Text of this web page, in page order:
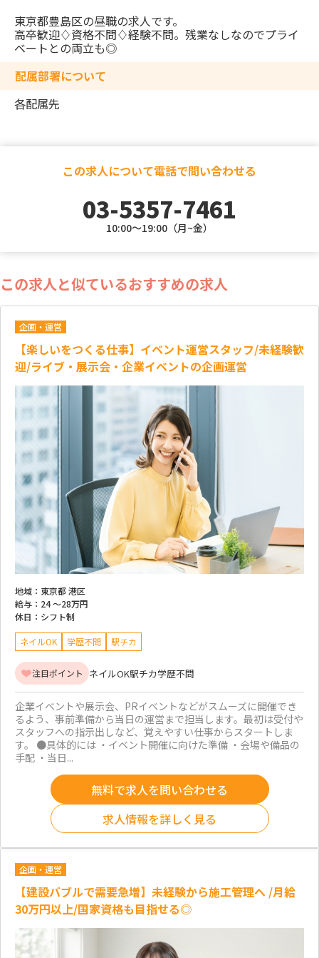
東京都豊島区の昼職の求人です。
高卒歓迎♢資格不問♢経験不問。残業なしなのでプライ
ベートとの両立も◎
配属部署について
各配属先
この求人について電話で問い合わせる
03-5357-7461
10:00～19:00（月~金）
この求人と似ているおすすめの求人
企画・運営
【楽しいをつくる仕事】イベント運営スタッフ/未経験歓
迎/ライブ・展示会・企業イベントの企画運営
地域： 東京都 港区
給与： 24 ～28万円
休日： シフト制
ネイルOK 学歴不問 駅チカ
注目ポイント ネイルOK駅チカ学歴不問
企業イベントや展示会、PRイベントなどがスムーズに開催でき
るよう、事前準備から当日の運営まで担当します。最初は受付や
スタッフへの指示出しなど、覚えやすい仕事からスタートしま
す。 ●具体的には ・イベント開催に向けた準備 ・会場や備品の
手配 ・当日...
無料で求人を問い合わせる
求人情報を詳しく見る
企画・運営
【建設バブルで需要急増】未経験から施工管理へ /月給
30万円以上/国家資格も目指せる◎